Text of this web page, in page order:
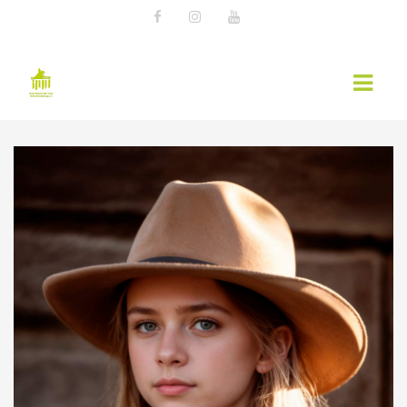
EWU NEWS
TERMINE
KURSÜBERSICHT 2026 – EWU BERLIN-
BRANDENBURG
WESTERNREITER ONLINE
WESTERNREITEN